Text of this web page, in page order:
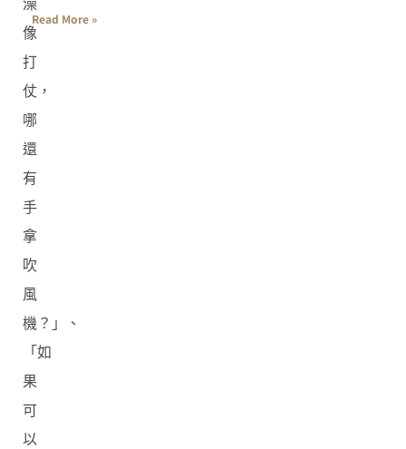
澡
像
打
仗，
哪
還
有
手
拿
吹
風
機？」、
「如
果
可
以
Read More »